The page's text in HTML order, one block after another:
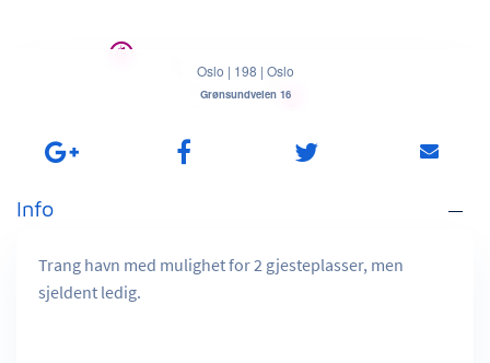
Oslo | 198 | Oslo
Grønsundveien 16
Info
Trang havn med mulighet for 2 gjesteplasser, men
sjeldent ledig.